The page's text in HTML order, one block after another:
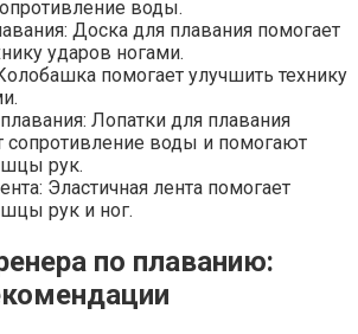
воды.
Доска для плавания помогает
ударов ногами.
помогает улучшить технику
Лопатки для плавания
сопротивление воды и помогают
рук.
Эластичная лента помогает
рук и ног.
по плаванию: